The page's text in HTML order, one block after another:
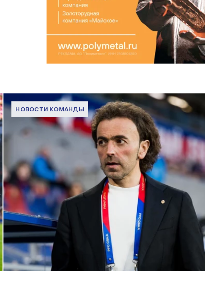
НОВОСТИ КОМАНДЫ
Комментарий генерального директора ПФК ЦСКА Романа
Бабаева
1 ИЮНЯ 2026 16:45